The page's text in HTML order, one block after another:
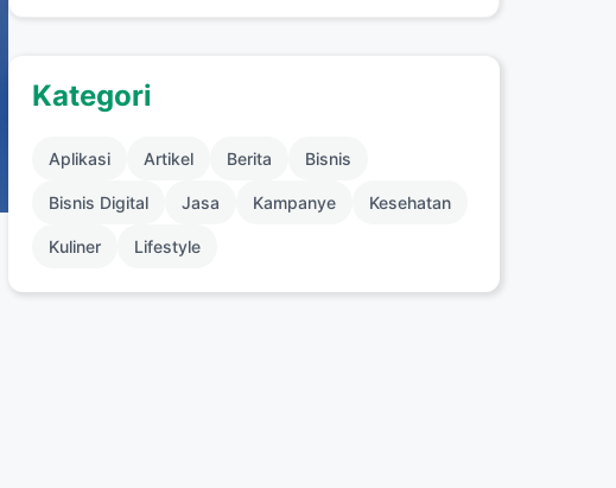
Kategori
Aplikasi Artikel Berita Bisnis
Bisnis Digital Jasa Kampanye Kesehatan
Kuliner Lifestyle